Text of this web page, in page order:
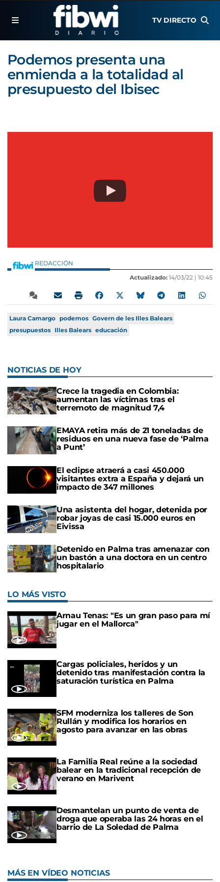
TV DIRECTO
Podemos presenta una
enmienda a la totalidad al
presupuesto del Ibisec
REDACCIÓN
Actualizado: 14/03/22 | 10:45
Laura Camargo podemos Govern de les Illes Balears
presupuestos Illes Balears educación
NOTICIAS DE HOY
Crece la tragedia en Colombia:
aumentan las víctimas tras el
terremoto de magnitud 7,4
EMAYA retira más de 21 toneladas de
residuos en una nueva fase de ‘Palma
a Punt’
El eclipse atraerá a casi 450.000
visitantes extra a España y dejará un
impacto de 347 millones
Una asistenta del hogar, detenida por
robar joyas de casi 15.000 euros en
Eivissa
Detenido en Palma tras amenazar con
un bastón a una doctora en un centro
hospitalario
LO MÁS VISTO
Arnau Tenas: "Es un gran paso para mí
jugar en el Mallorca"
Cargas policiales, heridos y un
detenido tras manifestación contra la
saturación turística en Palma
SFM moderniza los talleres de Son
Rullán y modifica los horarios en
agosto para avanzar en las obras
La Familia Real reúne a la sociedad
balear en la tradicional recepción de
verano en Marivent
Desmantelan un punto de venta de
droga que operaba las 24 horas en el
barrio de La Soledad de Palma
MÁS EN VÍDEO NOTICIAS